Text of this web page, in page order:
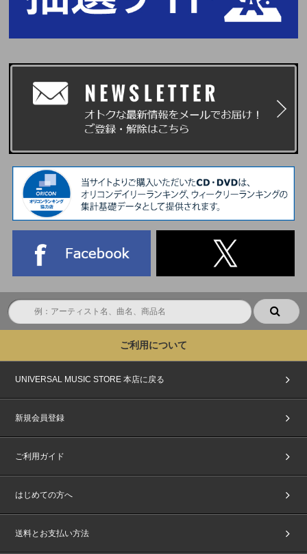
ご利用について
UNIVERSAL MUSIC STORE 本店に戻る
新規会員登録
ご利用ガイド
はじめての方へ
送料とお支払い方法